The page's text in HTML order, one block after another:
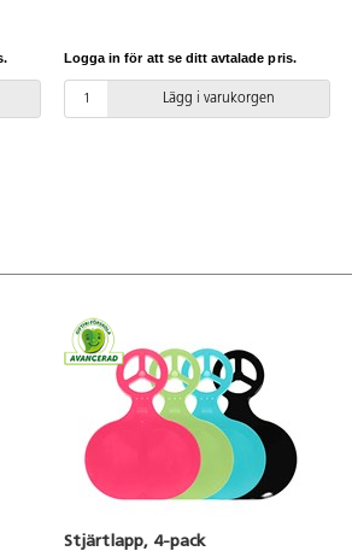
Logga in för att se ditt avtalade pris.
Lägg i varukorgen
Stjärtlapp, 4-pack